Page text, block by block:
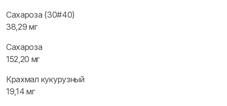
Сахароза (30#40)
38,29 мг
Сахароза
152,20 мг
Крахмал кукурузный
19,14 мг